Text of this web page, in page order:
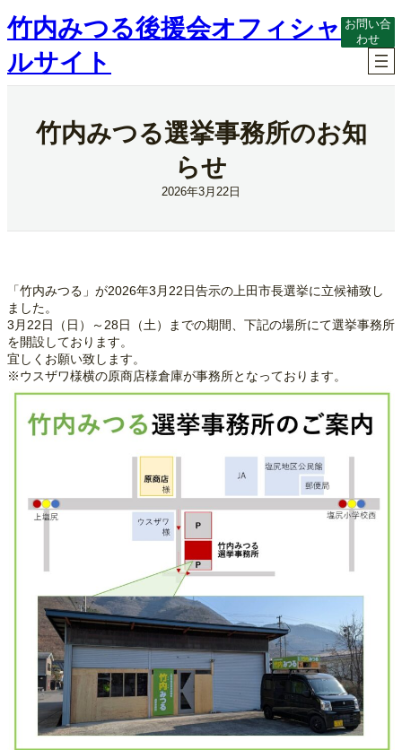
内
容
ス
キ
竹内みつる後援会オフィシャ
ルサイト
お問い合
わせ
竹内みつる選挙事務所のお知
らせ
2026年3月22日
「竹内みつる」が2026年3月22日告示の上田市長選挙に立候補致し
ました。
3月22日（日）～28日（土）までの期間、下記の場所にて選挙事務所
を開設しております。
宜しくお願い致します。
※ウスザワ様横の原商店様倉庫が事務所となっております。